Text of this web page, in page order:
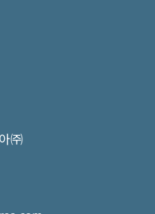
㈜